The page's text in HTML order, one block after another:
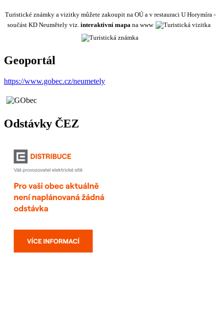
Turistické známky a vizitky můžete zakoupit na OÚ a v restauraci U Horymíra -
součást KD Neumětely viz. interaktivní mapa na www
Geoportál
https://www.gobec.cz/neumetely
Odstávky ČEZ